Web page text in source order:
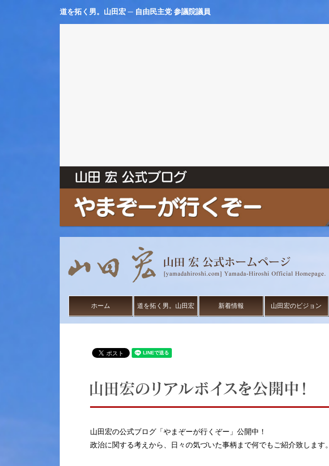
道を拓く男。山田宏 ─ 自由民主党 参議院議員
ホーム 道を拓く男。山田宏 新着情報 山田宏のビジョン
山田宏の公式ブログ「やまぞーが行くぞー」公開中！
政治に関する考えから、日々の気づいた事柄まで何でもご紹介致します。